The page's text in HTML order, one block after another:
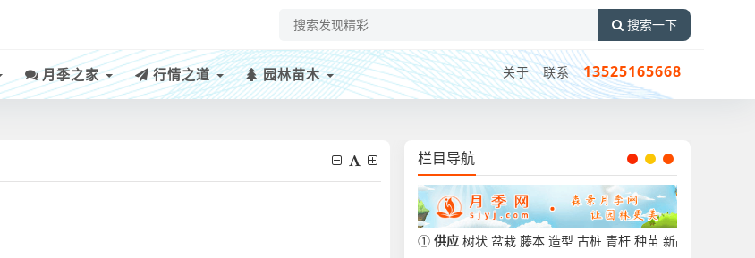
搜索一下
月季之家 行情之道 园林苗木 关于 联系 13525165668
栏目导航
①供应 树状 盆栽 藤本 造型 古桩 青杆 种苗 新品